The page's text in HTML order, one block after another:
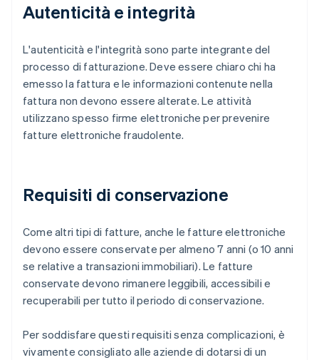
Autenticità e integrità
L'autenticità e l'integrità sono parte integrante del
processo di fatturazione. Deve essere chiaro chi ha
emesso la fattura e le informazioni contenute nella
fattura non devono essere alterate. Le attività
utilizzano spesso firme elettroniche per prevenire
fatture elettroniche fraudolente.
Requisiti di conservazione
Come altri tipi di fatture, anche le fatture elettroniche
devono essere conservate per almeno 7 anni (o 10 anni
se relative a transazioni immobiliari). Le fatture
conservate devono rimanere leggibili, accessibili e
recuperabili per tutto il periodo di conservazione.
Per soddisfare questi requisiti senza complicazioni, è
vivamente consigliato alle aziende di dotarsi di un